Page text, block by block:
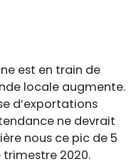
est en train de
locale augmente.
d’exportations
ne devrait
nous ce pic de 5
2020.